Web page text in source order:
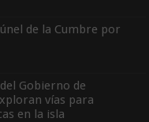
de la Cumbre por
Gobierno de
vías para
en la isla